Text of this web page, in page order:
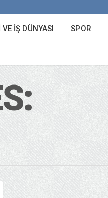
İŞ DÜNYASI SPOR